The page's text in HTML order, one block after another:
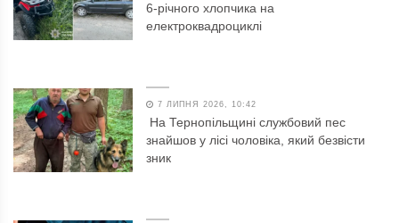
6-річного хлопчика на
електроквадроциклі
7 ЛИПНЯ 2026, 10:42
На Тернопільщині службовий пес
знайшов у лісі чоловіка, який безвісти
зник